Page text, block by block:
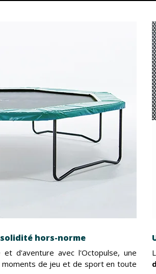
hors-norme
d'aventure avec l'Octopulse, une
moments de jeu et de sport en toute